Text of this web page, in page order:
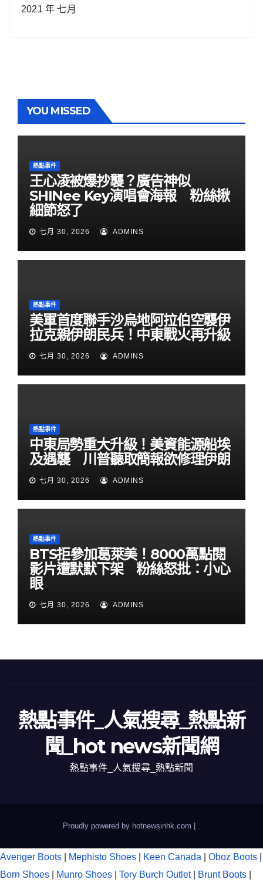
2021 年 七月
YOU MISSED
熱點事件
王心凌被爆抄襲？廣告神似
SHINee Key演唱會海報 粉絲揪
細節怒了
七月 30, 2026 ADMINS
熱點事件
美軍首度聯手沙烏地阿拉伯空襲伊
拉克親伊朗民兵！中東戰火再升級
七月 30, 2026 ADMINS
熱點事件
中東局勢重大升級！美資能源船埃
及遇襲 川普聽取簡報欲修理伊朗
七月 30, 2026 ADMINS
熱點事件
BTS拒參加葛萊美！8000萬點閱
影片遭默默下架 粉絲怒批：小心
眼
七月 30, 2026 ADMINS
熱點事件_人氣搜尋_熱點新
聞_hot news新聞網
熱點事件_人氣搜尋_熱點新聞
Proudly powered by hotnewsinhk.com .
Avenger Boots Mephisto Shoes Keen Canada Oboz Boots
Born Shoes
Munro Shoes Tory Burch Outlet Brunt Boots